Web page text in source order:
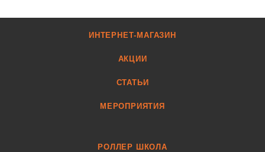
ИНТЕРНЕТ-МАГАЗИН
АКЦИИ
СТАТЬИ
МЕРОПРИЯТИЯ
РОЛЛЕР ШКОЛА